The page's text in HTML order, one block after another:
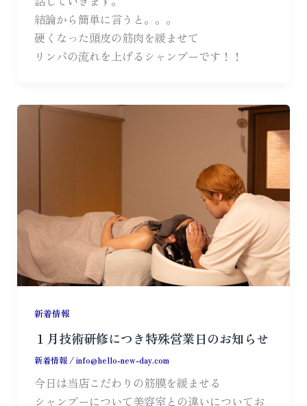
結論から簡単に言うと。。。
硬くなった頭皮の筋肉を緩ませて
リンパの流れを上げるシャンプーです！！
新着情報
１月技術研修につき特殊営業日のお知らせ
新着情報/info@hello-new-day.com
今日は当店こだわりの筋膜を緩ませる
シャンプーについて美容室との違いについてお